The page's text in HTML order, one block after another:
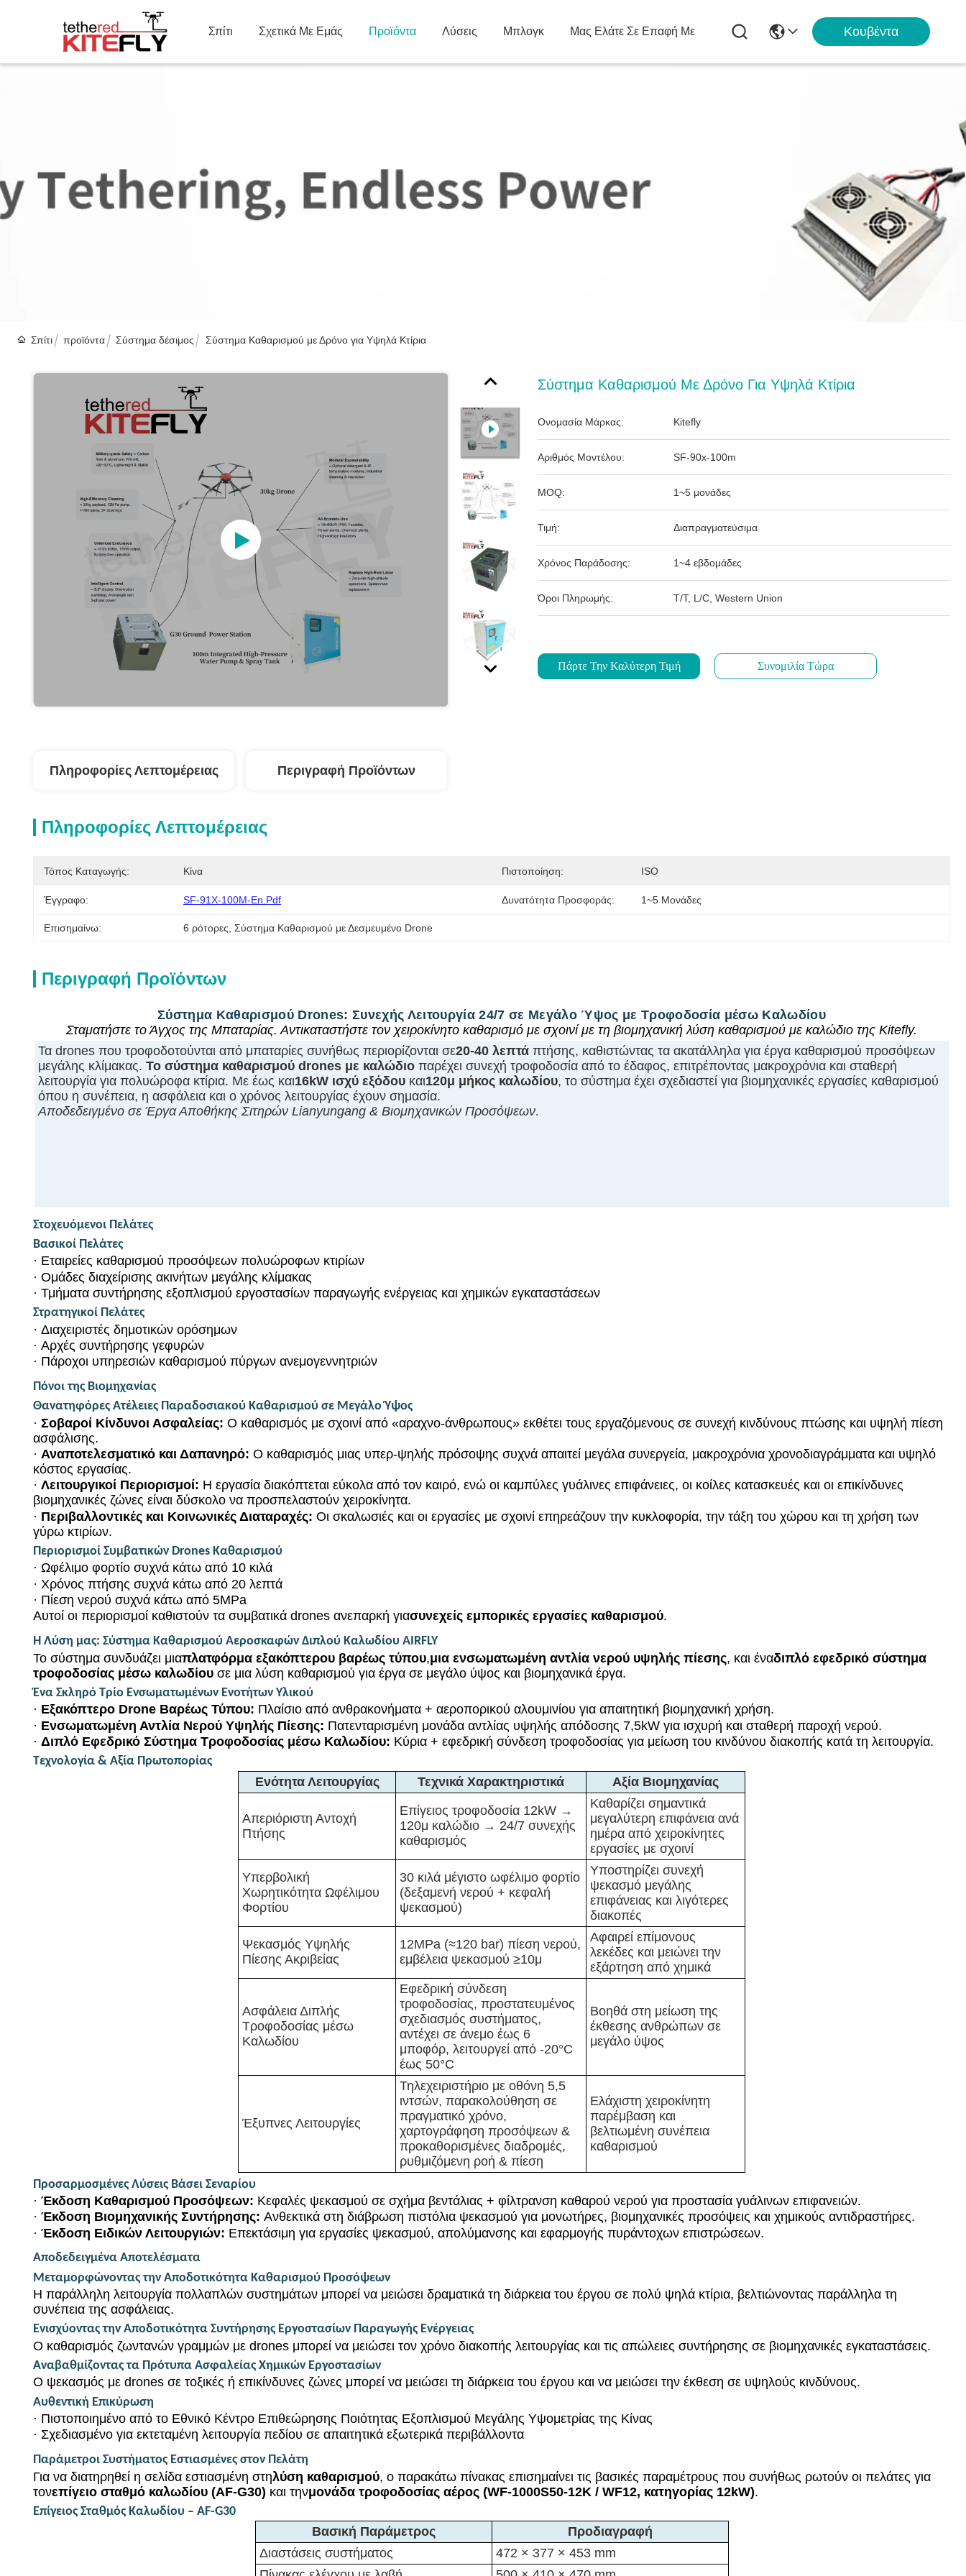
Σπίτι Σχετικά Με Εμάς Προϊόντα Λύσεις Μπλογκ Μας Ελάτε Σε Επαφή Με Κουβέντα
Σπίτι προϊόντα Σύστημα δέσιμος Σύστημα Καθαρισμού με Δρόνο για Υψηλά Κτίρια
Σύστημα Καθαρισμού Με Δρόνο Για Υψηλά Κτίρια
Ονομασία Μάρκας: Kitefly
Αριθμός Μοντέλου: SF-90x-100m
MOQ: 1~5 μονάδες
Τιμή: Διαπραγματεύσιμα
Χρόνος Παράδοσης: 1~4 εβδομάδες
Όροι Πληρωμής: T/T, L/C, Western Union
Πάρτε Την Καλύτερη Τιμή Συνομιλία Τώρα
Πληροφορίες Λεπτομέρειας Περιγραφή Προϊόντων
Πληροφορίες Λεπτομέρειας
Τόπος Καταγωγής: Κίνα Πιστοποίηση: ISO
Έγγραφο: SF-91X-100M-En.pdf Δυνατότητα Προσφοράς: 1~5 Μονάδες
Επισημαίνω: 6 ρότορες Σύστημα Καθαρισμού με Δεσμευμένο Drone
Περιγραφή Προϊόντων
Σύστημα Καθαρισμού Drones: Συνεχής Λειτουργία 24/7 σε Μεγάλο Ύψος με Τροφοδοσία μέσω Καλωδίου
Σταματήστε το Άγχος της Μπαταρίας. Αντικαταστήστε τον χειροκίνητο καθαρισμό με σχοινί με τη βιομηχανική λύση καθαρισμού με καλώδιο της Kitefly.
Τα drones που τροφοδοτούνται από μπαταρίες συνήθως περιορίζονται σε20-40 λεπτά πτήσης, καθιστώντας τα ακατάλληλα για έργα καθαρισμού προσόψεων
μεγάλης κλίμακας. Το σύστημα καθαρισμού drones με καλώδιο παρέχει συνεχή τροφοδοσία από το έδαφος, επιτρέποντας μακροχρόνια και σταθερή
λειτουργία για πολυώροφα κτίρια. Με έως και16kW ισχύ εξόδου και120μ μήκος καλωδίου, το σύστημα έχει σχεδιαστεί για βιομηχανικές εργασίες καθαρισμού
όπου η συνέπεια, η ασφάλεια και ο χρόνος λειτουργίας έχουν σημασία.
Αποδεδειγμένο σε Έργα Αποθήκης Σιτηρών Lianyungang & Βιομηχανικών Προσόψεων.
Στοχευόμενοι Πελάτες
Βασικοί Πελάτες
· Εταιρείες καθαρισμού προσόψεων πολυώροφων κτιρίων
· Ομάδες διαχείρισης ακινήτων μεγάλης κλίμακας
· Τμήματα συντήρησης εξοπλισμού εργοστασίων παραγωγής ενέργειας και χημικών εγκαταστάσεων
Στρατηγικοί Πελάτες
· Διαχειριστές δημοτικών ορόσημων
· Αρχές συντήρησης γεφυρών
· Πάροχοι υπηρεσιών καθαρισμού πύργων ανεμογεννητριών
Πόνοι της Βιομηχανίας
Θανατηφόρες Ατέλειες Παραδοσιακού Καθαρισμού σε Μεγάλο Ύψος
· Σοβαροί Κίνδυνοι Ασφαλείας: Ο καθαρισμός με σχοινί από «αραχνο-άνθρωπους» εκθέτει τους εργαζόμενους σε συνεχή κινδύνους πτώσης και υψηλή πίεση
ασφάλισης.
· Αναποτελεσματικό και Δαπανηρό: Ο καθαρισμός μιας υπερ-ψηλής πρόσοψης συχνά απαιτεί μεγάλα συνεργεία, μακροχρόνια χρονοδιαγράμματα και υψηλό
κόστος εργασίας.
· Λειτουργικοί Περιορισμοί: Η εργασία διακόπτεται εύκολα από τον καιρό, ενώ οι καμπύλες γυάλινες επιφάνειες, οι κοίλες κατασκευές και οι επικίνδυνες
βιομηχανικές ζώνες είναι δύσκολο να προσπελαστούν χειροκίνητα.
· Περιβαλλοντικές και Κοινωνικές Διαταραχές: Οι σκαλωσιές και οι εργασίες με σχοινί επηρεάζουν την κυκλοφορία, την τάξη του χώρου και τη χρήση των
γύρω κτιρίων.
Περιορισμοί Συμβατικών Drones Καθαρισμού
· Ωφέλιμο φορτίο συχνά κάτω από 10 κιλά
· Χρόνος πτήσης συχνά κάτω από 20 λεπτά
· Πίεση νερού συχνά κάτω από 5MPa
Αυτοί οι περιορισμοί καθιστούν τα συμβατικά drones ανεπαρκή γιασυνεχείς εμπορικές εργασίες καθαρισμού.
Η Λύση μας: Σύστημα Καθαρισμού Αεροσκαφών Διπλού Καλωδίου AIRFLY
Το σύστημα συνδυάζει μιαπλατφόρμα εξακόπτερου βαρέως τύπου,μια ενσωματωμένη αντλία νερού υψηλής πίεσης, και έναδιπλό εφεδρικό σύστημα
τροφοδοσίας μέσω καλωδίου σε μια λύση καθαρισμού για έργα σε μεγάλο ύψος και βιομηχανικά έργα.
Ένα Σκληρό Τρίο Ενσωματωμένων Ενοτήτων Υλικού
· Εξακόπτερο Drone Βαρέως Τύπου: Πλαίσιο από ανθρακονήματα + αεροπορικού αλουμινίου για απαιτητική βιομηχανική χρήση.
· Ενσωματωμένη Αντλία Νερού Υψηλής Πίεσης: Πατενταρισμένη μονάδα αντλίας υψηλής απόδοσης 7,5kW για ισχυρή και σταθερή παροχή νερού.
· Διπλό Εφεδρικό Σύστημα Τροφοδοσίας μέσω Καλωδίου: Κύρια + εφεδρική σύνδεση τροφοδοσίας για μείωση του κινδύνου διακοπής κατά τη λειτουργία.
Τεχνολογία & Αξία Πρωτοπορίας
Ενότητα Λειτουργίας Τεχνικά Χαρακτηριστικά Αξία Βιομηχανίας
Απεριόριστη Αντοχή
Πτήσης
Επίγειος τροφοδοσία 12kW →
120μ καλώδιο → 24/7 συνεχής
καθαρισμός
Καθαρίζει σημαντικά
μεγαλύτερη επιφάνεια ανά
ημέρα από χειροκίνητες
εργασίες με σχοινί
Υπερβολική
Χωρητικότητα Ωφέλιμου
Φορτίου
30 κιλά μέγιστο ωφέλιμο φορτίο
(δεξαμενή νερού + κεφαλή
ψεκασμού)
Υποστηρίζει συνεχή
ψεκασμό μεγάλης
επιφάνειας και λιγότερες
διακοπές
Ψεκασμός Υψηλής
Πίεσης Ακριβείας
12MPa (≈120 bar) πίεση νερού,
εμβέλεια ψεκασμού ≥10μ
Αφαιρεί επίμονους
λεκέδες και μειώνει την
εξάρτηση από χημικά
Ασφάλεια Διπλής
Τροφοδοσίας μέσω
Καλωδίου
Εφεδρική σύνδεση
τροφοδοσίας, προστατευμένος
σχεδιασμός συστήματος,
αντέχει σε άνεμο έως 6
μποφόρ, λειτουργεί από -20°C
έως 50°C
Βοηθά στη μείωση της
έκθεσης ανθρώπων σε
μεγάλο ύψος
Έξυπνες Λειτουργίες
Τηλεχειριστήριο με οθόνη 5,5
ιντσών, παρακολούθηση σε
πραγματικό χρόνο,
χαρτογράφηση προσόψεων &
προκαθορισμένες διαδρομές,
ρυθμιζόμενη ροή & πίεση
Ελάχιστη χειροκίνητη
παρέμβαση και
βελτιωμένη συνέπεια
καθαρισμού
Προσαρμοσμένες Λύσεις Βάσει Σεναρίου
· Έκδοση Καθαρισμού Προσόψεων: Κεφαλές ψεκασμού σε σχήμα βεντάλιας + φίλτρανση καθαρού νερού για προστασία γυάλινων επιφανειών.
· Έκδοση Βιομηχανικής Συντήρησης: Ανθεκτικά στη διάβρωση πιστόλια ψεκασμού για μονωτήρες, βιομηχανικές προσόψεις και χημικούς αντιδραστήρες.
· Έκδοση Ειδικών Λειτουργιών: Επεκτάσιμη για εργασίες ψεκασμού, απολύμανσης και εφαρμογής πυράντοχων επιστρώσεων.
Αποδεδειγμένα Αποτελέσματα
Μεταμορφώνοντας την Αποδοτικότητα Καθαρισμού Προσόψεων
Η παράλληλη λειτουργία πολλαπλών συστημάτων μπορεί να μειώσει δραματικά τη διάρκεια του έργου σε πολύ ψηλά κτίρια, βελτιώνοντας παράλληλα τη
συνέπεια της ασφάλειας.
Ενισχύοντας την Αποδοτικότητα Συντήρησης Εργοστασίων Παραγωγής Ενέργειας
Ο καθαρισμός ζωντανών γραμμών με drones μπορεί να μειώσει τον χρόνο διακοπής λειτουργίας και τις απώλειες συντήρησης σε βιομηχανικές εγκαταστάσεις.
Αναβαθμίζοντας τα Πρότυπα Ασφαλείας Χημικών Εργοστασίων
Ο ψεκασμός με drones σε τοξικές ή επικίνδυνες ζώνες μπορεί να μειώσει τη διάρκεια του έργου και να μειώσει την έκθεση σε υψηλούς κινδύνους.
Αυθεντική Επικύρωση
· Πιστοποιημένο από το Εθνικό Κέντρο Επιθεώρησης Ποιότητας Εξοπλισμού Μεγάλης Υψομετρίας της Κίνας
· Σχεδιασμένο για εκτεταμένη λειτουργία πεδίου σε απαιτητικά εξωτερικά περιβάλλοντα
Παράμετροι Συστήματος Εστιασμένες στον Πελάτη
Για να διατηρηθεί η σελίδα εστιασμένη στηλύση καθαρισμού, ο παρακάτω πίνακας επισημαίνει τις βασικές παραμέτρους που συνήθως ρωτούν οι πελάτες για
τονεπίγειο σταθμό καλωδίου (AF-G30) και τηνμονάδα τροφοδοσίας αέρος (WF-1000S50-12K / WF12, κατηγορίας 12kW).
Επίγειος Σταθμός Καλωδίου – AF-G30
Βασική Παράμετρος
Προδιαγραφή
Διαστάσεις συστήματος
472 × 377 × 453 mm